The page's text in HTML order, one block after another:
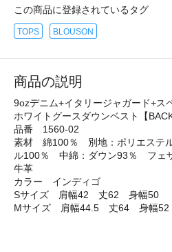
この商品に登録されているタグ
TOPS BLOUSON
商品の説明
9ozデニム+イタリージャガード+ス
ホワイトグースダウンベスト【
品番 1560-02
素材 綿100％ 別地：ポリエステ
ル100％ 中綿：ダウン93％ フェ
牛革
カラー インディゴ
Sサイズ 肩幅42 丈62 身幅50
Mサイズ 肩幅44.5 丈64 身幅52